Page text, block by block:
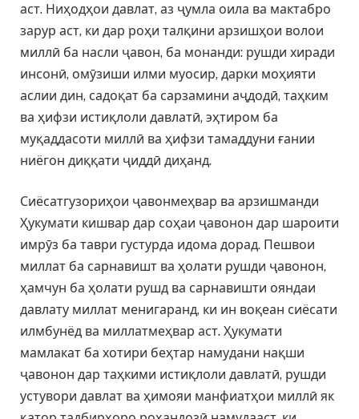
аст. Ниҳодҳои давлат, аз ҷумла оила ва мактабро
зарур аст, ки дар роҳи талқини арзишҳои волои
миллӣ ба насли ҷавон, ба монанди: рушди хиради
инсонӣ, омӯзиши илми муосир, дарки моҳияти
аслии дин, садоқат ба сарзамини аҷдодӣ, таҳким
ва ҳифзи истиқлоли давлатӣ, эҳтиром ба
муқаддасоти миллӣ ва ҳифзи тамаддуни ғании
ниёгон диққати ҷиддӣ диҳанд.
Сиёсатгузориҳои ҷавонмеҳвар ва арзишманди
Ҳукумати кишвар дар соҳаи ҷавонон дар шароити
имрӯз ба таври густурда идома дорад. Пешвои
миллат ба сарнавишт ва ҳолати рушди ҷавонон,
ҳамчун ба ҳолати рушд ва сарнавишти ояндаи
давлату миллат менигаранд, ки ин воқеан сиёсати
илмбунёд ва миллатмеҳвар аст. Ҳукумати
мамлакат ба хотири беҳтар намудани нақши
ҷавонон дар таҳкими истиқлоли давлатӣ, рушди
устувори давлат ва ҳимояи манфиатҳои миллӣ як